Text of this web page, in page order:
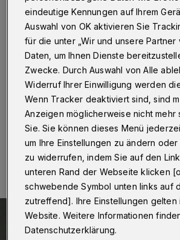
Wuppertal·Am Sonntag (27.
Uhr findet die nächste Performance
Wuppertal Pina Bausch in der
Nengudi“ im Von der Heydt-Museum
Wegen der großen Nachfrage wurde
Kartenkontingent kurzfristig
24.11.2022 , 10:00 Uhr Eine Minute
eindeutige Kennungen auf Ihrem
Auswahl von OK aktivieren Sie
für die unter „Wir und unsere Partner
Daten, um Ihnen Dienste
Zwecke. Durch Auswahl von Alle
Widerruf Ihrer Einwilligung werden
Wenn Tracker deaktiviert sind, sind
Anzeigen möglicherweise nicht mehr
Sie. Sie können dieses Menü
um Ihre Einstellungen zu ändern oder
zu widerrufen, indem Sie auf den
unteren Rand der Webseite klicken
schwebende Symbol unten links auf
zutreffend]. Ihre Einstellungen gelten
Website. Weitere Informationen
Datenschutzerklärung.